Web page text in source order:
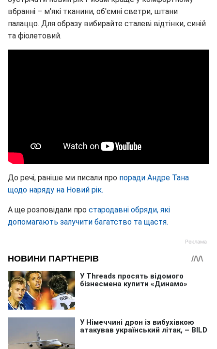
вбранні – м'які тканини, об'ємні светри, штани
палаццо. Для образу вибирайте сталеві відтінки, синій
та фіолетовий.
До речі, раніше ми писали про поради Андре Тана
щодо наряду на Новий рік.
А ще розповідали про стародавні обряди, які
допомагають залучити багатство та щастя.